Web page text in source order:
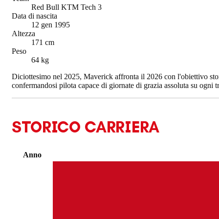
Red Bull KTM Tech 3
Data di nascita
12 gen 1995
Altezza
171 cm
Peso
64 kg
Diciottesimo nel 2025, Maverick affronta il 2026 con l'obiettivo
confermandosi pilota capace di giornate di grazia assoluta su ogni
STORICO CARRIERA
Anno